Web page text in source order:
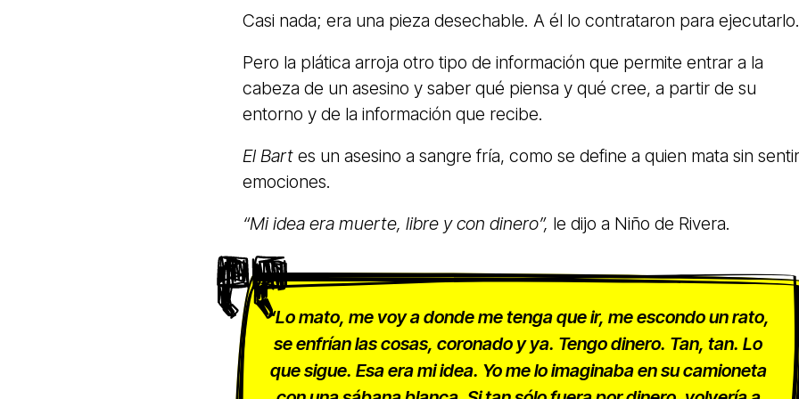
Casi nada; era una pieza desechable. A él lo contrataron para ejecutarlo.
Pero la plática arroja otro tipo de información que permite entrar a la
cabeza de un asesino y saber qué piensa y qué cree, a partir de su
entorno y de la información que recibe.
El Bart es un asesino a sangre fría, como se define a quien mata sin sentir
emociones.
“Mi idea era muerte, libre y con dinero”, le dijo a Niño de Rivera.
“Lo mato, me voy a donde me tenga que ir, me escondo un rato,
se enfrían las cosas, coronado y ya. Tengo dinero. Tan, tan. Lo
que sigue. Esa era mi idea. Yo me lo imaginaba en su camioneta